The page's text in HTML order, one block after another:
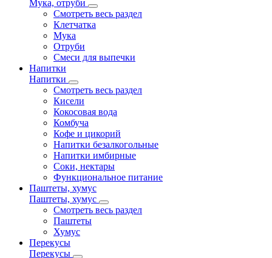
Мука, отруби
Смотреть весь раздел
Клетчатка
Мука
Отруби
Смеси для выпечки
Напитки
Напитки
Смотреть весь раздел
Кисели
Кокосовая вода
Комбуча
Кофе и цикорий
Напитки безалкогольные
Напитки имбирные
Соки, нектары
Функциональное питание
Паштеты, хумус
Паштеты, хумус
Смотреть весь раздел
Паштеты
Хумус
Перекусы
Перекусы